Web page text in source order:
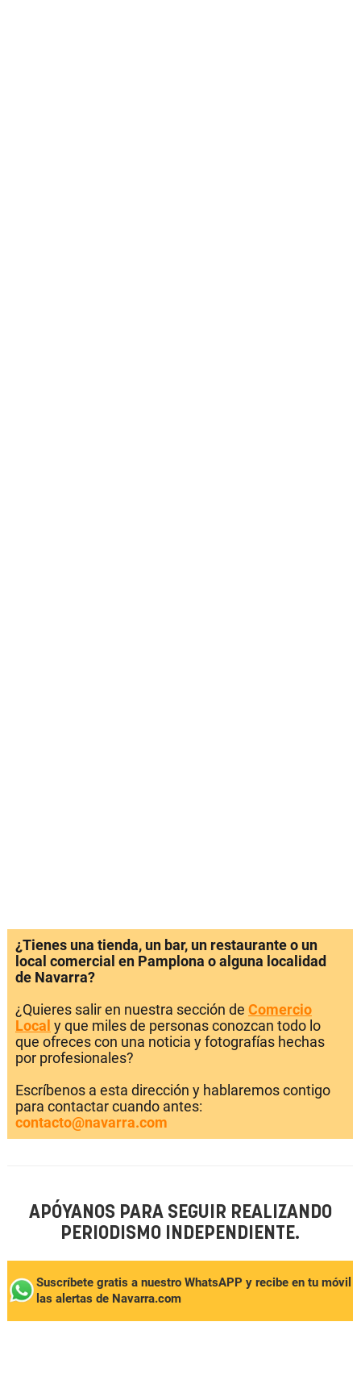
¿Tienes una tienda, un bar, un restaurante o un
local comercial en Pamplona o alguna localidad
de Navarra?
¿Quieres salir en nuestra sección de Comercio
Local y que miles de personas conozcan todo lo
que ofreces con una noticia y fotografías hechas
por profesionales?
Escríbenos a esta dirección y hablaremos contigo
para contactar cuando antes:
contacto@navarra.com
APÓYANOS PARA SEGUIR REALIZANDO
PERIODISMO INDEPENDIENTE.
Suscríbete gratis a nuestro WhatsAPP y recibe en tu móvil
las alertas de Navarra.com